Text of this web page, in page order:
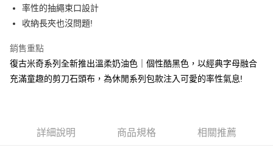
聯邦商業銀行
元大商業銀行
台新國際商業銀行
台灣樂天信用卡公司
匯豐（台灣）商業銀行
聯邦商業銀行
玉山商業銀行
台新國際商業銀行
中國信託商業銀行
台灣樂天信用卡公司
街口支付
悠遊付
Google Pay
1.本服務由台灣大哥大提供，台灣大哥大用戶可立即使用無須另外申請。
2.付款方式選擇「大哥付你分期」，訂單成立後會自動跳轉到大哥付的交易
AFTEE先享後付
率性的抽繩束口設計
收納長夾也沒問題!
銷售重點
復古米奇系列全新推出溫柔奶油色｜個性酷黑色，以經典字母融合
充滿童趣的剪刀石頭布，為休閒系列包款注入可愛的率性氣息!
詳細說明 商品規格 相關推薦